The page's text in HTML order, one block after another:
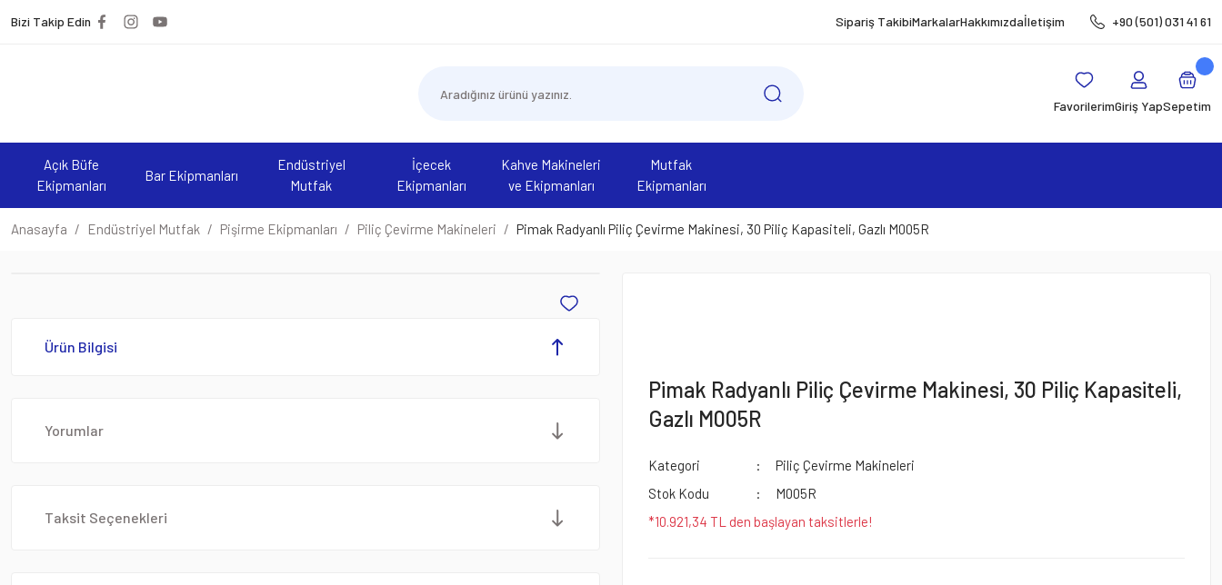
Bizi Takip Edin Sipariş TakibiMarkalarHakkımızdaİletişim +90 (501) 031 41 61
FavorilerimGiriş YapSepetim
Açık Büfe
Ekipmanları
Bar Ekipmanları
Endüstriyel
Mutfak
İçecek
Ekipmanları
Kahve Makineleri
ve Ekipmanları
Mutfak
Ekipmanları
Anasayfa Endüstriyel Mutfak Pişirme Ekipmanları Piliç Çevirme Makineleri Pimak Radyanlı Piliç Çevirme Makinesi, 30 Piliç Kapasiteli, Gazlı M005R
Ürün Bilgisi
Yorumlar
Taksit Seçenekleri
Pimak Radyanlı Piliç Çevirme Makinesi, 30 Piliç Kapasiteli,
Gazlı M005R
Kategori
Piliç Çevirme Makineleri
Stok Kodu
M005R
*10.921,34 TL den başlayan taksitlerle!